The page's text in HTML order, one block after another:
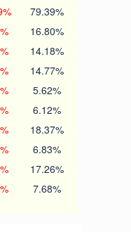
79.39%
16.80%
14.18%
14.77%
5.62%
6.12%
18.37%
6.83%
17.26%
7.68%